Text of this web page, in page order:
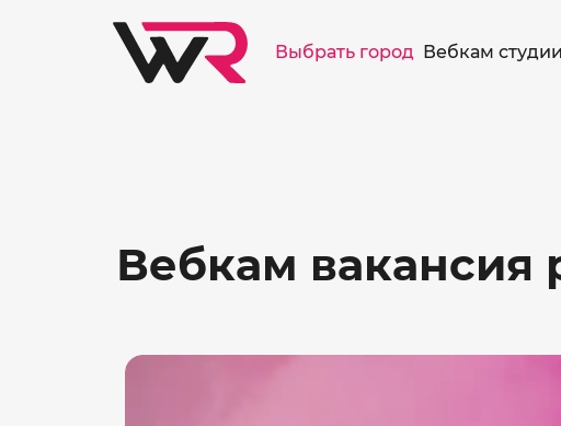
Выбрать город Вебкам студии
Вебкам вакансия